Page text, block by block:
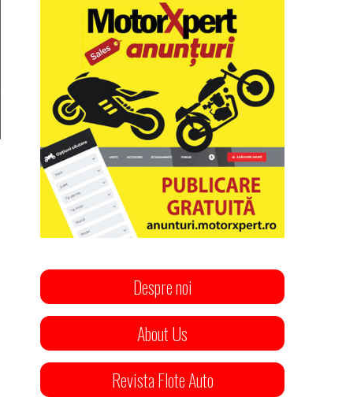
Despre noi
About Us
Revista Flote Auto